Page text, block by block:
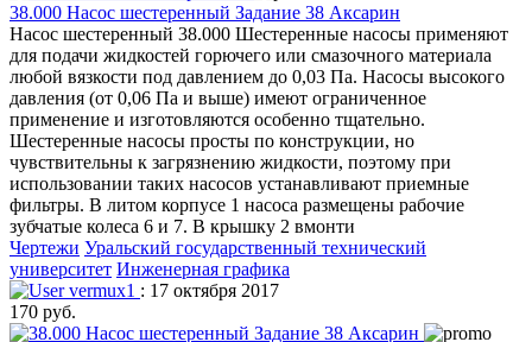
38.000 Насос шестеренный Задание 38 Аксарин
Насос шестеренный 38.000 Шестеренные насосы применяют
для подачи жидкостей горючего или смазочного материала
любой вязкости под давлением до 0,03 Па. Насосы высокого
давления (от 0,06 Па и выше) имеют ограниченное
применение и изготовляются особенно тщательно.
Шестеренные насосы просты по конструкции, но
чувствительны к загрязнению жидкости, поэтому при
использовании таких насосов устанавливают приемные
фильтры. В литом корпусе 1 насоса размещены рабочие
зубчатые колеса 6 и 7. В крышку 2 вмонти
Чертежи Уральский государственный технический
университет Инженерная графика
vermux1 : 17 октября 2017
170 руб.